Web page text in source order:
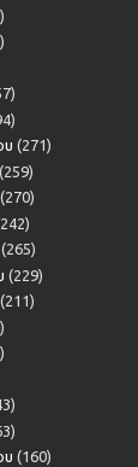
(271)
(259)
(270)
(265)
(229)
(211)
(160)